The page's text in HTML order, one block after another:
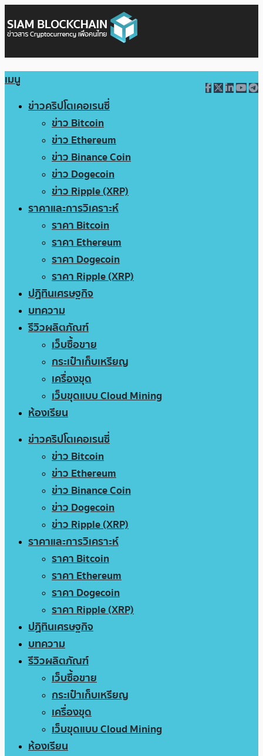
เมนู
ข่าวคริปโตเคอเรนซี่
ข่าว Bitcoin
ข่าว Ethereum
ข่าว Binance Coin
ข่าว Dogecoin
ข่าว Ripple (XRP)
ราคาและการวิเคราะห์
ราคา Bitcoin
ราคา Ethereum
ราคา Dogecoin
ราคา Ripple (XRP)
ปฏิทินเศรษฐกิจ
บทความ
รีวิวผลิตภัณฑ์
เว็บซื้อขาย
กระเป๋าเก็บเหรียญ
เครื่องขุด
เว็บขุดแบบ Cloud Mining
ห้องเรียน
ข่าวคริปโตเคอเรนซี่
ข่าว Bitcoin
ข่าว Ethereum
ข่าว Binance Coin
ข่าว Dogecoin
ข่าว Ripple (XRP)
ราคาและการวิเคราะห์
ราคา Bitcoin
ราคา Ethereum
ราคา Dogecoin
ราคา Ripple (XRP)
ปฏิทินเศรษฐกิจ
บทความ
รีวิวผลิตภัณฑ์
เว็บซื้อขาย
กระเป๋าเก็บเหรียญ
เครื่องขุด
เว็บขุดแบบ Cloud Mining
ห้องเรียน